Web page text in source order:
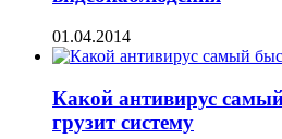
01.04.2014
Какой антивирус
грузит систему